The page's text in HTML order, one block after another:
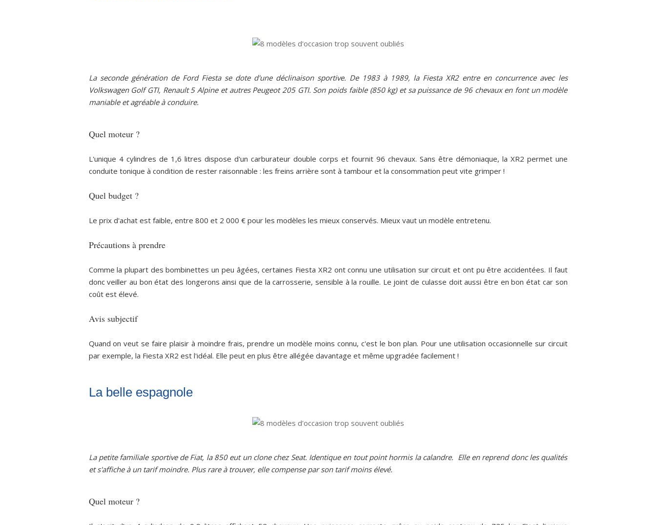
La seconde génération de Ford Fiesta se dote d'une déclinaison sportive. De 1983 à 1989, la Fiesta XR2 entre en concurrence avec les
Volkswagen Golf GTI, Renault 5 Alpine et autres Peugeot 205 GTI. Son poids faible (850 kg) et sa puissance de 96 chevaux en font un modèle
maniable et agréable à conduire.
Quel moteur ?
L'unique 4 cylindres de 1,6 litres dispose d'un carburateur double corps et fournit 96 chevaux. Sans être démoniaque, la XR2 permet une
conduite tonique à condition de rester raisonnable : les freins arrière sont à tambour et la consommation peut vite grimper !
Quel budget ?
Le prix d'achat est faible, entre 800 et 2 000 € pour les modèles les mieux conservés. Mieux vaut un modèle entretenu.
Précautions à prendre
Comme la plupart des bombinettes un peu âgées, certaines Fiesta XR2 ont connu une utilisation sur circuit et ont pu être accidentées. Il faut
donc veiller au bon état des longerons ainsi que de la carrosserie, sensible à la rouille. Le joint de culasse doit aussi être en bon état car son
coût est élevé.
Avis subjectif
Quand on veut se faire plaisir à moindre frais, prendre un modèle moins connu, c'est le bon plan. Pour une utilisation occasionnelle sur circuit
par exemple, la Fiesta XR2 est l'idéal. Elle peut en plus être allégée davantage et même upgradée facilement !
La belle espagnole
La petite familiale sportive de Fiat, la 850 eut un clone chez Seat. Identique en tout point hormis la calandre. Elle en reprend donc les qualités
et s'affiche à un tarif moindre. Plus rare à trouver, elle compense par son tarif moins élevé.
Quel moteur ?